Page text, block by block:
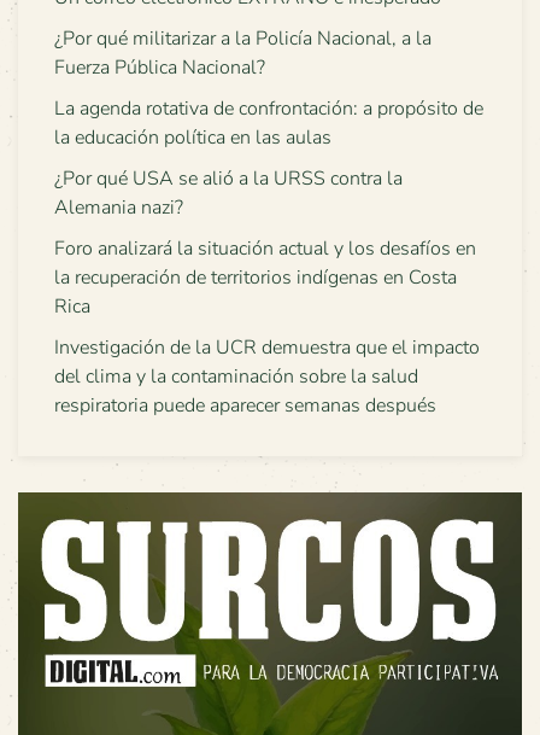
¿Por qué militarizar a la Policía Nacional, a la
Fuerza Pública Nacional?
La agenda rotativa de confrontación: a propósito de
la educación política en las aulas
¿Por qué USA se alió a la URSS contra la
Alemania nazi?
Foro analizará la situación actual y los desafíos en
la recuperación de territorios indígenas en Costa
Rica
Investigación de la UCR demuestra que el impacto
del clima y la contaminación sobre la salud
respiratoria puede aparecer semanas después